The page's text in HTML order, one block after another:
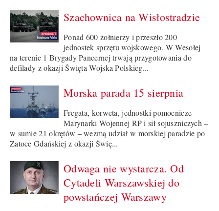
Szachownica na Wisłostradzie
Ponad 600 żołnierzy i przeszło 200
jednostek sprzętu wojskowego. W Wesołej
na terenie 1 Brygady Pancernej trwają przygotowania do
defilady z okazji Święta Wojska Polskieg...
Morska parada 15 sierpnia
Fregata, korweta, jednostki pomocnicze
Marynarki Wojennej RP i sił sojuszniczych –
w sumie 21 okrętów – wezmą udział w morskiej paradzie po
Zatoce Gdańskiej z okazji Świę...
Odwaga nie wystarcza. Od
Cytadeli Warszawskiej do
powstańczej Warszawy